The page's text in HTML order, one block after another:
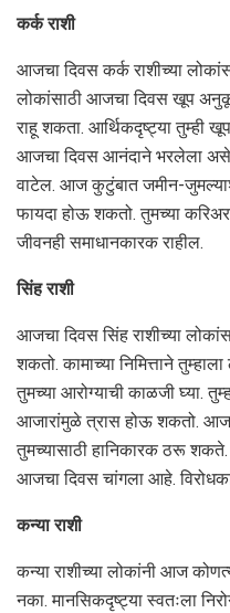
कर्क राशी
आजचा दिवस कर्क राशीच्या
लोकांसाठी आजचा दिवस खूप
राहू शकता. आर्थिकदृष्ट्या तुम्ही
आजचा दिवस आनंदाने भरलेला
वाटेल. आज कुटुंबात जमीन-
फायदा होऊ शकतो. तुमच्या
जीवनही समाधानकारक राहील.
सिंह राशी
आजचा दिवस सिंह राशीच्या
शकतो. कामाच्या निमित्ताने
तुमच्या आरोग्याची काळजी घ्या.
आजारांमुळे त्रास होऊ शकतो. आज
तुमच्यासाठी हानिकारक ठरू शकते.
आजचा दिवस चांगला आहे.
कन्या राशी
कन्या राशीच्या लोकांनी आज
नका. मानसिकदृष्ट्या स्वतःला